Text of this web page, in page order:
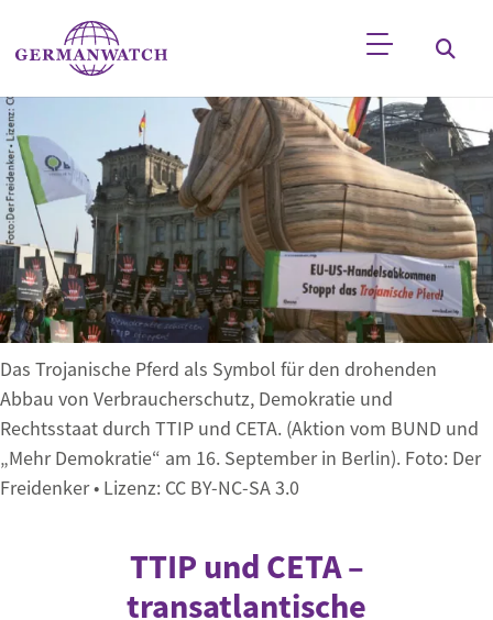
Direkt zum Inhalt
Stichwortsuche
Das Trojanische Pferd als Symbol für den drohenden
Abbau von Verbraucherschutz, Demokratie und
Rechtsstaat durch TTIP und CETA. (Aktion vom BUND und
„Mehr Demokratie“ am 16. September in Berlin). Foto: Der
Freidenker • Lizenz: CC BY-NC-SA 3.0
TTIP und CETA –
transatlantische